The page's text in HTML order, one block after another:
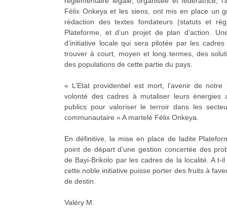
Félix Onkeya et les siens, ont mis en place un
rédaction des textes fondateurs (statuts et
Plateforme, et d’un projet de plan d’action.
d’initiative locale qui sera pilotée par les
trouver à court, moyen et long termes, des
des populations de cette partie du pays.
« L’Etat providentiel est mort, l’avenir de
volonté des cadres à mutaliser leurs énergies
publics pour valoriser le terroir dans les
communautaire » A martelé Félix Onkeya.
En définitive, la mise en place de ladite
point de départ d’une gestion concertée des
de Bayi-Brikolo par les cadres de la localité. A t-
cette noble initiative puisse porter des fruits à
de destin.
Valéry M.